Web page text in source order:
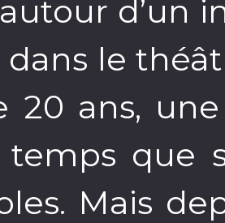
d’un
le
20 ans,
que
Mais